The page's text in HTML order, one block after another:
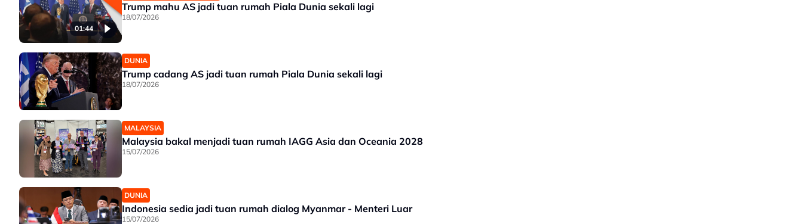
01:44
Trump mahu AS jadi tuan rumah Piala Dunia sekali lagi
18/07/2026
DUNIA
Trump cadang AS jadi tuan rumah Piala Dunia sekali lagi
18/07/2026
MALAYSIA
Malaysia bakal menjadi tuan rumah IAGG Asia dan Oceania 2028
15/07/2026
DUNIA
Indonesia sedia jadi tuan rumah dialog Myanmar - Menteri Luar
15/07/2026